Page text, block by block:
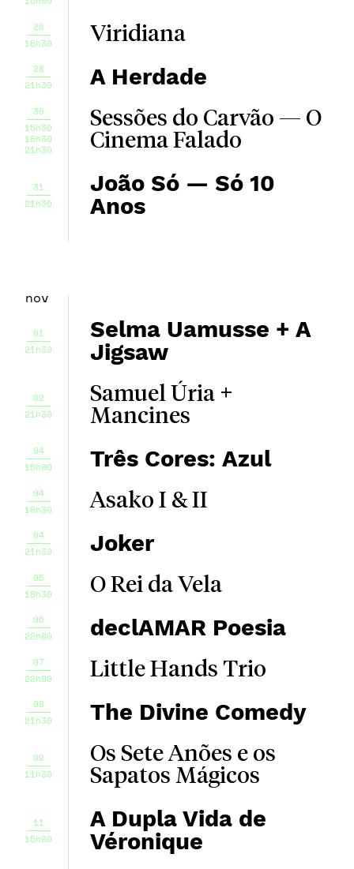
28
18h30
Viridiana
28
21h30
A Herdade
30
15h30
18h30
21h30
Sessões do Carvão — O
Cinema Falado
31
21h30
João Só — Só 10
Anos
nov
01
21h30
Selma Uamusse + A
Jigsaw
02
21h30
Samuel Úria +
Mancines
04
15h00
Três Cores: Azul
04
18h30
Asako I & II
04
21h30
Joker
05
18h30
O Rei da Vela
06
22h00
declAMAR Poesia
07
22h00
Little Hands Trio
08
21h30
The Divine Comedy
09
11h30
Os Sete Anões e os
Sapatos Mágicos
11
15h00
A Dupla Vida de
Véronique